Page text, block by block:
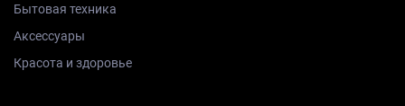
Бытовая техника
Аксессуары
Красота и здоровье